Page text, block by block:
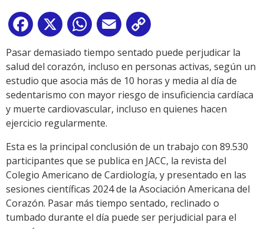
Facebook
X WhatsApp
Email
Link
Pasar demasiado tiempo sentado puede perjudicar la
salud del corazón, incluso en personas activas, según un
estudio que asocia más de 10 horas y media al día de
sedentarismo con mayor riesgo de insuficiencia cardíaca
y muerte cardiovascular, incluso en quienes hacen
ejercicio regularmente.
Esta es la principal conclusión de un trabajo con 89.530
participantes que se publica en JACC, la revista del
Colegio Americano de Cardiología, y presentado en las
sesiones científicas 2024 de la Asociación Americana del
Corazón. Pasar más tiempo sentado, reclinado o
tumbado durante el día puede ser perjudicial para el